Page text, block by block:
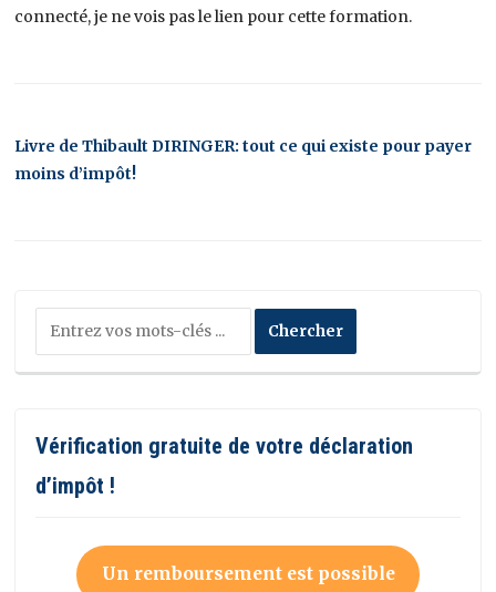
connecté, je ne vois pas le lien pour cette formation.
Livre de Thibault DIRINGER: tout ce qui existe pour payer
moins d’impôt!
Vérification gratuite de votre déclaration
d’impôt !
Un remboursement est possible